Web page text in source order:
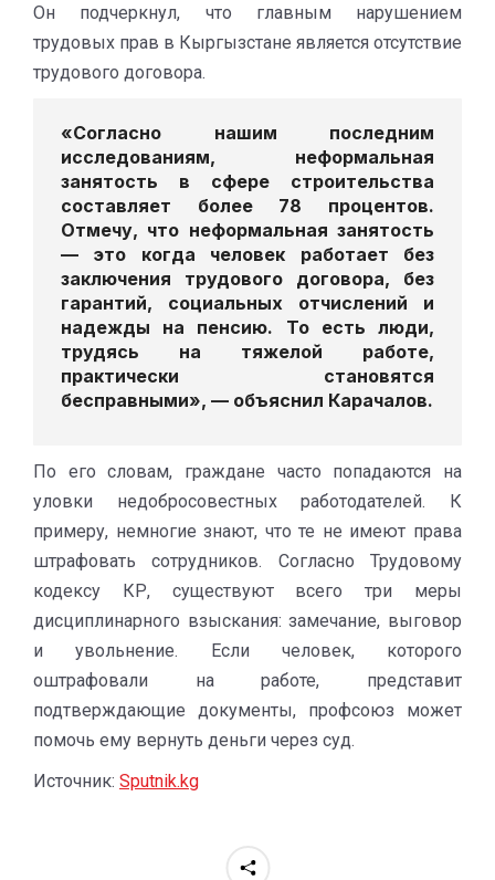
Он подчеркнул, что главным нарушением
трудовых прав в Кыргызстане является отсутствие
трудового договора.
«Согласно нашим последним
исследованиям, неформальная
занятость в сфере строительства
составляет более 78 процентов.
Отмечу, что неформальная занятость
— это когда человек работает без
заключения трудового договора, без
гарантий, социальных отчислений и
надежды на пенсию. То есть люди,
трудясь на тяжелой работе,
практически становятся
бесправными», — объяснил Карачалов.
По его словам, граждане часто попадаются на
уловки недобросовестных работодателей. К
примеру, немногие знают, что те не имеют права
штрафовать сотрудников. Согласно Трудовому
кодексу КР, существуют всего три меры
дисциплинарного взыскания: замечание, выговор
и увольнение. Если человек, которого
оштрафовали на работе, представит
подтверждающие документы, профсоюз может
помочь ему вернуть деньги через суд.
Источник: Sputnik.kg